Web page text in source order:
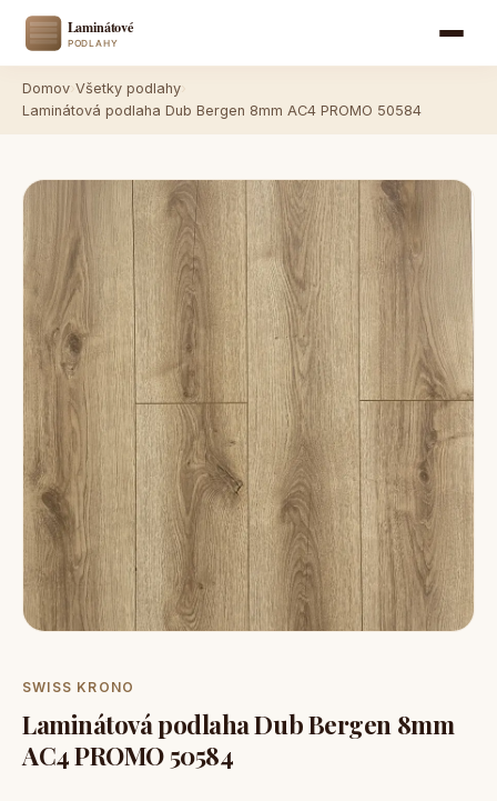
Domov Všetky podlahy
Laminátová podlaha Dub Bergen 8mm AC4 PROMO 50584
SWISS KRONO
Laminátová podlaha Dub Bergen 8mm
AC4 PROMO 50584